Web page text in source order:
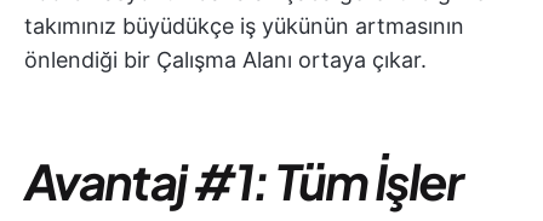
takımınız büyüdükçe iş yükünün artmasının
önlendiği bir Çalışma Alanı ortaya çıkar.
Avantaj #1:Tüm İşler